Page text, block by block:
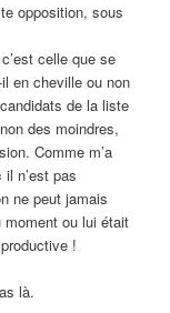
opposition, sous
celle que se
en cheville ou non
de la liste
des moindres,
Comme m’a
n’est pas
ne peut jamais
moment ou lui était
!
là.